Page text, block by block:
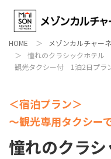
HOME
メゾンカルチャー
憧れのクラシックホテル
観光タクシー付 1泊2日プラ
＜宿泊プラン＞
～観光専用タクシー
憧れのクラ